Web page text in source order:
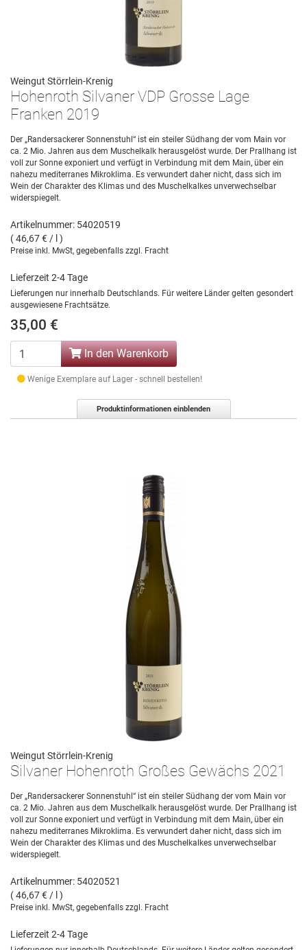
Weingut Störrlein-Krenig
Hohenroth Silvaner VDP Grosse Lage
Franken 2019
Der „Randersackerer Sonnenstuhl“ ist ein steiler Südhang der vom Main vor
ca. 2 Mio. Jahren aus dem Muschelkalk herausgelöst wurde. Der Prallhang ist
voll zur Sonne exponiert und verfügt in Verbindung mit dem Main, über ein
nahezu mediterranes Mikroklima. Es verwundert daher nicht, dass sich im
Wein der Charakter des Klimas und des Muschelkalkes unverwechselbar
widerspiegelt.
Artikelnummer: 54020519
( 46,67 € / l )
Preise inkl. MwSt, gegebenfalls zzgl. Fracht
Lieferzeit 2-4 Tage
Lieferungen nur innerhalb Deutschlands. Für weitere Länder gelten gesondert
ausgewiesene Frachtsätze.
35,00 €
In den Warenkorb
Wenige Exemplare auf Lager - schnell bestellen!
Produktinformationen einblenden
Weingut Störrlein-Krenig
Silvaner Hohenroth Großes Gewächs 2021
Der „Randersackerer Sonnenstuhl“ ist ein steiler Südhang der vom Main vor
ca. 2 Mio. Jahren aus dem Muschelkalk herausgelöst wurde. Der Prallhang ist
voll zur Sonne exponiert und verfügt in Verbindung mit dem Main, über ein
nahezu mediterranes Mikroklima. Es verwundert daher nicht, dass sich im
Wein der Charakter des Klimas und des Muschelkalkes unverwechselbar
widerspiegelt.
Artikelnummer: 54020521
( 46,67 € / l )
Preise inkl. MwSt, gegebenfalls zzgl. Fracht
Lieferzeit 2-4 Tage